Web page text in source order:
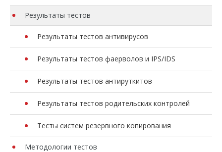
Результаты тестов
Результаты тестов антивирусов
Результаты тестов фаерволов и IPS/IDS
Результаты тестов антируткитов
Результаты тестов родительских контролей
Тесты систем резервного копирования
Методологии тестов